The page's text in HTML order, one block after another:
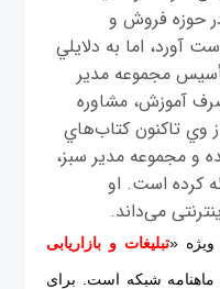
حوزه فروش و
آورد، اما به دلايلي
مجموعه مدير
آموزش، مشاوره
وي تاكنون كتاب‌هاي
و مجموعه مدير سبز،
کرده است. او
می‌داند.
ویژه «تبلیغات و بازاریابی
» منتشر شده در شماره ۱۸۶ ماهنامه شبکه است. برای